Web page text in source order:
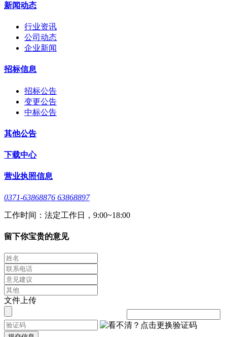
新闻动态
行业资讯
公司动态
企业新闻
招标信息
招标公告
变更公告
中标公告
其他公告
下载中心
营业执照信息
0371-63868876 63868897
工作时间：法定工作日，9:00~18:00
留下你宝贵的意见
文件上传